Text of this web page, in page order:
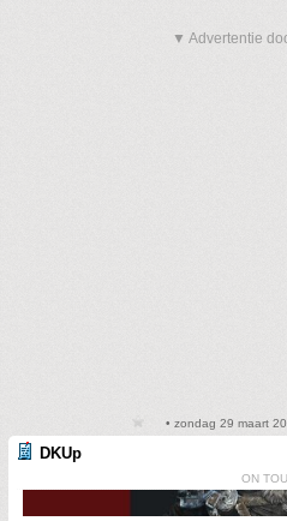
▼ Advertentie
• zondag 29 maart
DKUp
ON